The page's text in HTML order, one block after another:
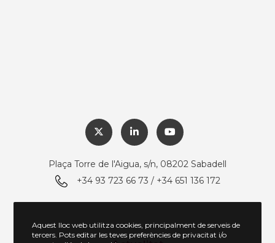
Plaça Torre de l'Aigua, s/n, 08202 Sabadell
+34 93 723 66 73 / +34 651 136 172
Aquest lloc web utilitza cookies, principalment de serveis de
tercers. Pots editar les teves preferències de privacitat i/o